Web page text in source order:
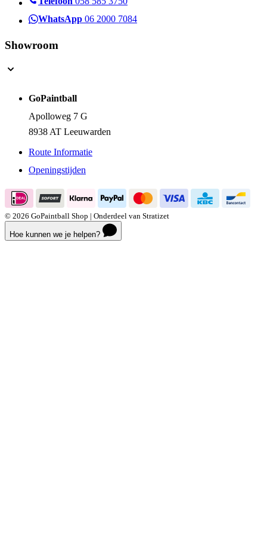
WhatsApp 06 2000 7084
Showroom
GoPaintball
Apolloweg 7 G
8938 AT Leeuwarden
Route Informatie
Openingstijden
© 2026 GoPaintball Shop | Onderdeel van Stratizet
Hoe kunnen we je helpen?